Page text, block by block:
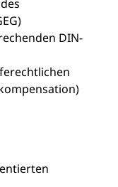
DIN-